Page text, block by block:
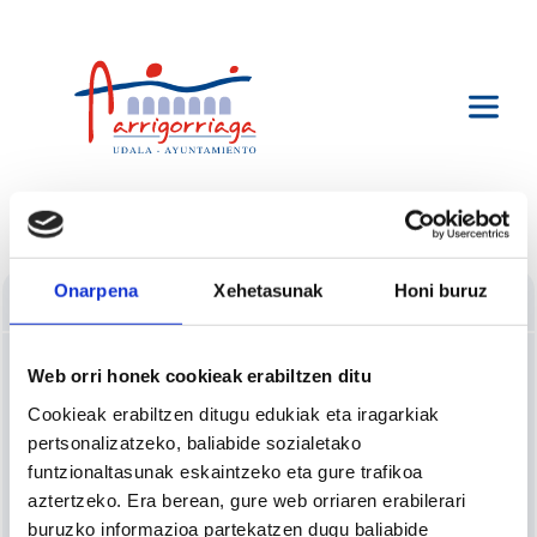
Onarpena Xehetasunak Honi buruz
Web orri honek cookieak erabiltzen ditu
Cookieak erabiltzen ditugu edukiak eta iragarkiak
pertsonalizatzeko, baliabide sozialetako
funtzionaltasunak eskaintzeko eta gure trafikoa
aztertzeko. Era berean, gure web orriaren erabilerari
buruzko informazioa partekatzen dugu baliabide
Login
Login